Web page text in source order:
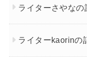
ライターさやなの
ライターkaorinの